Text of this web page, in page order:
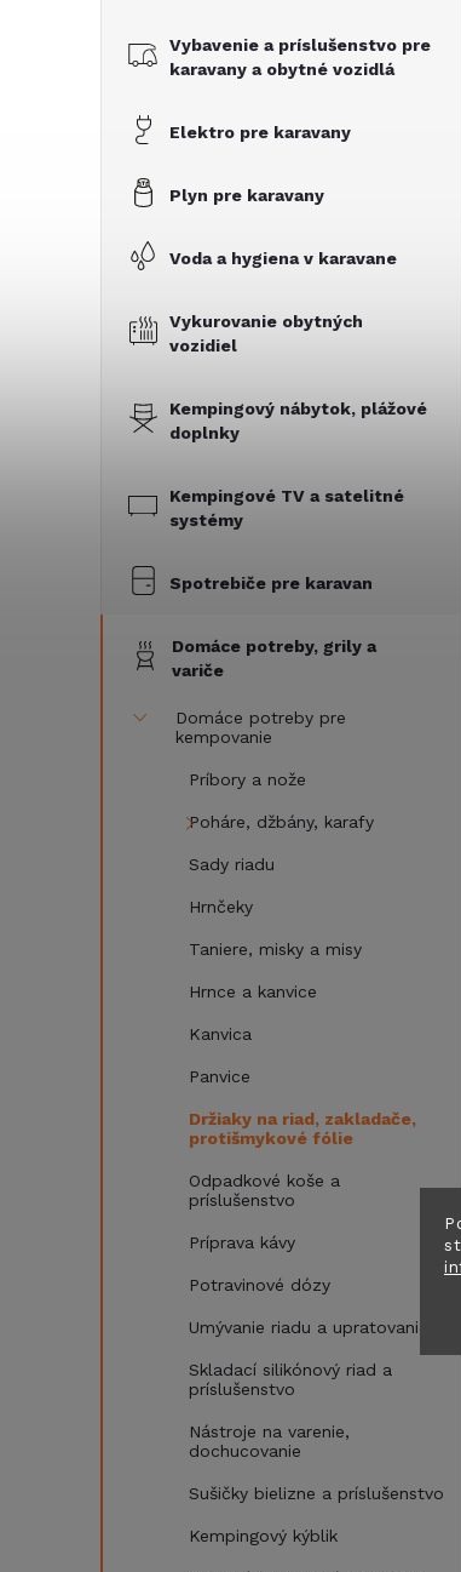
Vybavenie a príslušenstvo pre
karavany a obytné vozidlá
Elektro pre karavany
Plyn pre karavany
Voda a hygiena v karavane
Vykurovanie obytných
vozidiel
Kempingový nábytok, plážové
doplnky
Kempingové TV a satelitné
systémy
Spotrebiče pre karavan
Domáce potreby, grily a
variče
Domáce potreby pre
kempovanie
Príbory a nože
Poháre, džbány, karafy
Sady riadu
Hrnčeky
Taniere, misky a misy
Hrnce a kanvice
Kanvica
Panvice
Držiaky na riad, zakladače,
protišmykové fólie
Odpadkové koše a
príslušenstvo
Príprava kávy
Potravinové dózy
Umývanie riadu a upratovanie
Skladací silikónový riad a
príslušenstvo
Nástroje na varenie,
dochucovanie
Sušičky bielizne a príslušenstvo
Kempingový kýblik